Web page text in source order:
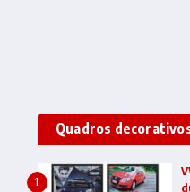
Quadros
1